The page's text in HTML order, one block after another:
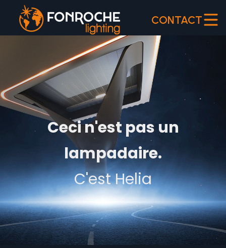
CONTACT
Ceci n'est pas un
lampadaire.
C'est Helia